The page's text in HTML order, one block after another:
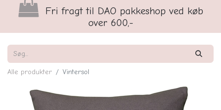
Fri fragt til DAO pakkeshop ved køb
over 600,-
Alle produkter Vintersol